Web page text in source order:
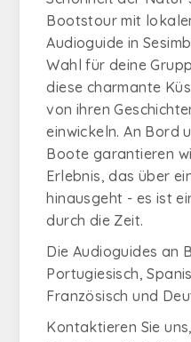
Bootstour mit
Audioguide in
Wahl für deine
diese charmante
von ihren
einwickeln. An Bord
Boote garantieren
Erlebnis, das über
hinausgeht - es ist
durch die Zeit.
Die Audioguides an
Portugiesisch,
Französisch und
Kontaktieren Sie